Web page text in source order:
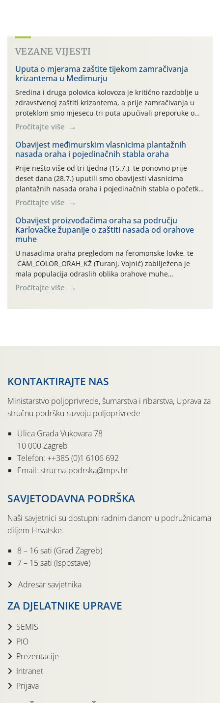
VEZANE VIJESTI
Uputa o mjerama zaštite tijekom zamračivanja
krizantema u Međimurju
Sredina i druga polovica kolovoza je kritično razdoblje u
zdravstvenoj zaštiti krizantema, a prije zamračivanja u
proteklom smo mjesecu tri puta upućivali preporuke o
preventivnim mjerama zaštite krizantema od najčešćih
uzročnika bolesti, štetnika i fito-fagnih grinja (23.7., 14.7.,
06.7.)! Na početku ovog mjeseca je zabilježeno je
povijesno i ekstremno vruće meteorološko razdoblje, uz
najviše temperature […]
Pročitajte više
Obavijest međimurskim vlasnicima plantažnih
nasada oraha i pojedinačnih stabla oraha
Prije nešto više od tri tjedna (15.7.), te ponovno prije
deset dana (28.7.) uputili smo obavijesti vlasnicima
plantažnih nasada oraha i pojedinačnih stabla o početku
leta i ovogodišnjoj potrebi usmjerenog suzbijanja
orahove muhe (Rhagoletis completa)! Već dvanaest dana
traje drugi ovogodišnji “toplinski udar”, koji naročito
izražen zadnja šest dana (31.7.-05.8.), jer najviše
temperature zraka svakodnevno […]
Pročitajte više
Obavijest proizvođačima oraha sa području
Karlovačke županije o zaštiti nasada od orahove
muhe
U nasadima oraha pregledom na feromonske lovke, te
CAM_COLOR_ORAH_KŽ (Turanj, Vojnić) zabilježena je
mala populacija odraslih oblika orahove muhe
(Rhagoletis completa). Niska brojnost može se objasniti
činjenicom da je riječ o mladim nasadima s vrlo malim
Pročitajte više
KONTAKTIRAJTE NAS
Ministarstvo poljoprivrede, šumarstva i ribarstva, Uprava za
stručnu podršku razvoju poljoprivrede
Ulica Grada Vukovara 78
10 000 Zagreb
Telefon: ++385 (0)1 6106 692
Email: strucna-podrska@mps.hr
SAVJETODAVNA PODRŠKA
Naši savjetnici su dostupni radnim danom u podružnicama
diljem Hrvatske.
8 – 16 sati (Grad Zagreb)
7 – 15 sati (Ispostave)
Adresar savjetnika
ZA DJELATNIKE UPRAVE
SEMIS
PIO
Prezentacije
Intranet
Prijava